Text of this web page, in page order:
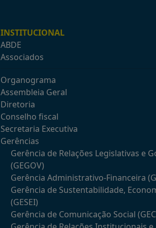
INSTITUCIONAL
ABDE
Associados
Organograma
Assembleia Geral
Diretoria
Conselho fiscal
Secretaria Executiva
Gerências
Gerência de Relações Legislativas e
(GEGOV)
Gerência Administrativo-Financeira
Gerência de Sustentabilidade,
(GESEI)
Gerência de Comunicação Social